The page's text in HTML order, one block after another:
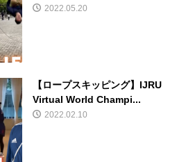
2022.05.20
【ロープスキッピング】IJRU
Virtual World Champi...
2022.02.10